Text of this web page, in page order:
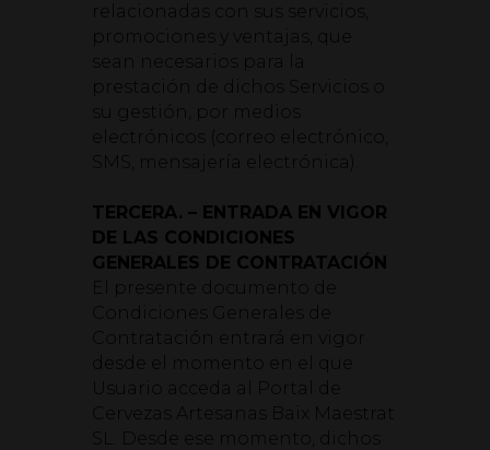
relacionadas con sus servicios,
promociones y ventajas, que
sean necesarios para la
prestación de dichos Servicios o
su gestión, por medios
electrónicos (correo electrónico,
SMS, mensajería electrónica).
TERCERA. – ENTRADA EN VIGOR
DE LAS CONDICIONES
GENERALES DE CONTRATACIÓN
El presente documento de
Condiciones Generales de
Contratación entrará en vigor
desde el momento en el que
Usuario acceda al Portal de
Cervezas Artesanas Baix Maestrat
SL. Desde ese momento, dichos